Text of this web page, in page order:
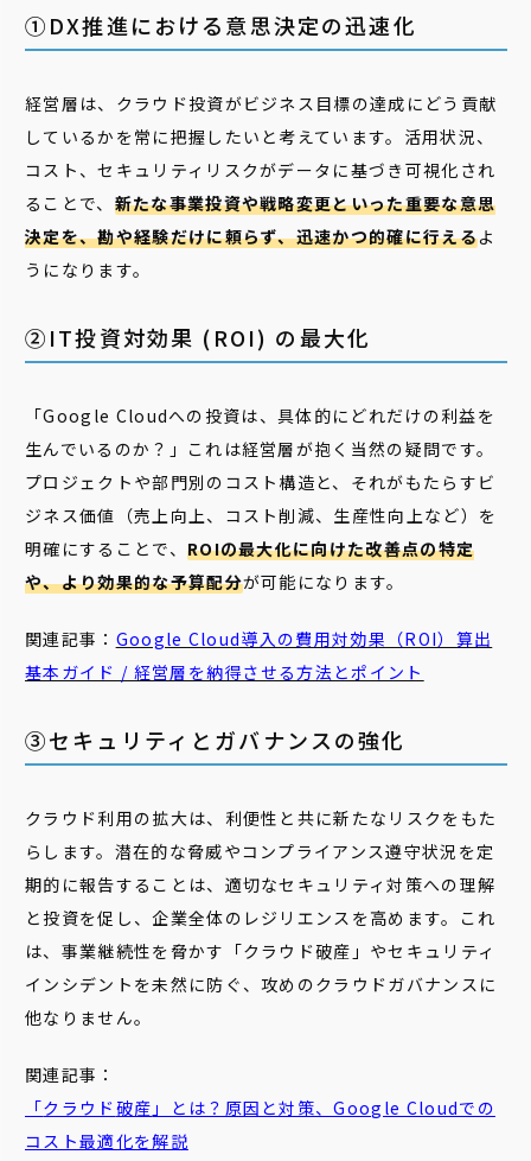
①DX推進における意思決定の迅速化
経営層は、クラウド投資がビジネス目標の達成にどう貢献
しているかを常に把握したいと考えています。活用状況、
コスト、セキュリティリスクがデータに基づき可視化され
ることで、 新たな事業投資や戦略変更といった重要な意思
決定を、勘や経験だけに頼らず、迅速かつ的確に行えるよ
うになります。
②IT投資対効果 (ROI) の最大化
「Google Cloudへの投資は、具体的にどれだけの利益を
生んでいるのか？」これは経営層が抱く当然の疑問です。
プロジェクトや部門別のコスト構造と、それがもたらすビ
ジネス価値（売上向上、コスト削減、生産性向上など）を
明確にすることで、 ROIの最大化に向けた改善点の特定
や、より効果的な予算配分が可能になります。
関連記事： Google Cloud導入の費用対効果（ROI）算出
基本ガイド / 経営層を納得させる方法とポイント
③セキュリティとガバナンスの強化
クラウド利用の拡大は、利便性と共に新たなリスクをもた
らします。潜在的な脅威やコンプライアンス遵守状況を定
期的に報告することは、適切なセキュリティ対策への理解
と投資を促し、企業全体のレジリエンスを高めます。これ
は、事業継続性を脅かす「クラウド破産」やセキュリティ
インシデントを未然に防ぐ、攻めのクラウドガバナンスに
他なりません。
関連記事：
「クラ ウド破産 」とは？原因と対策、Google Cloudでの
コスト最適化を解説